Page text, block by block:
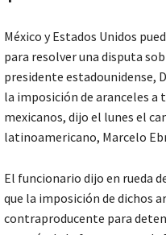
México y Estados Unidos
para resolver una disputa
presidente estadounidense,
la imposición de aranceles a
mexicanos, dijo el lunes el
latinoamericano, Marcelo
El funcionario dijo en rueda
que la imposición de dichos
contraproducente para